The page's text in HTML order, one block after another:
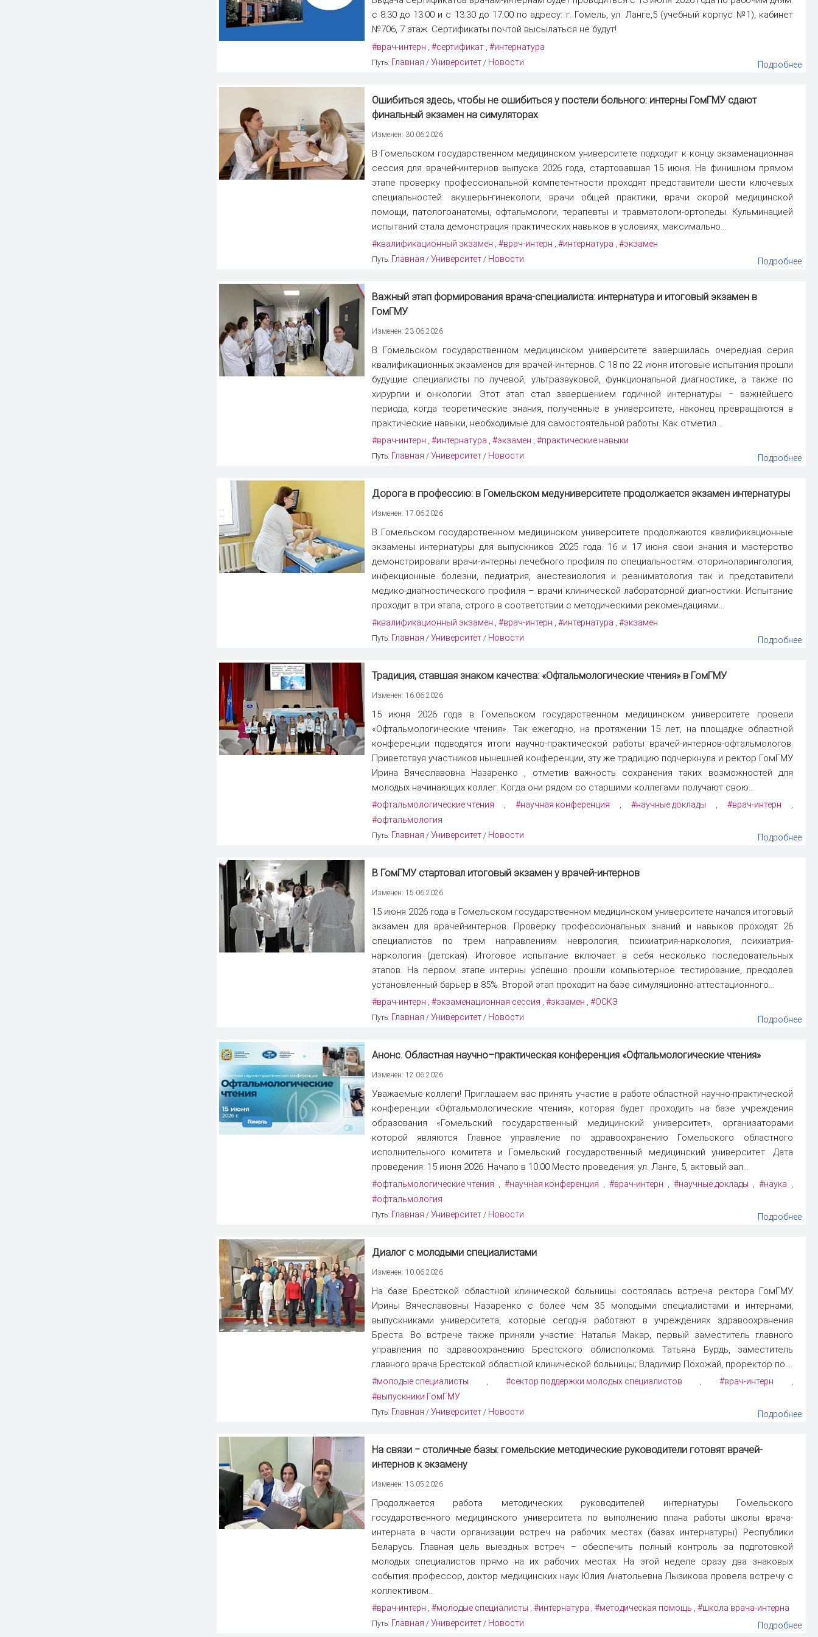
с 8:30 до 13:00 и с 13:30 до 17:00 по адресу: г. Гомель, ул. Ланге,5 (учебный корпус №1), кабинет
№706, 7 этаж. Сертификаты почтой высылаться не будут!
#врач-интерн #сертификат, #интернатура
Путь: Главная / Университет/ Новости Подробнее
Ошибиться здесь, чтобы не ошибиться у постели больного: интерны ГомГМУ сдают
финальный экзамен на симуляторах
Изменен: 30.06.2026
В Гомельском государственном медицинском университете подходит к концу экзаменационная
сессия для врачей-интернов выпуска 2026 года, стартовавшая 15 июня. На финишном прямом
этапе проверку профессиональной компетентности проходят представители шести ключевых
специальностей: акушеры-гинекологи, врачи общей практики, врачи скорой медицинской
помощи, патологоанатомы, офтальмологи, терапевты и травматологи-ортопеды. Кульминацией
испытаний стала демонстрация практических навыков в условиях, максимально...
#квалификационный экзамен #врач-интерн #интернатура #экзамен
Путь: Главная / Университет/ Новости Подробнее
Важный этап формирования врача-специалиста: интернатура и итоговый экзамен в
ГомГМУ
Изменен: 23.06.2026
В Гомельском государственном медицинском университете завершилась очередная серия
квалификационных экзаменов для врачей-интернов. С 18 по 22 июня итоговые испытания прошли
будущие специалисты по лучевой, ультразвуковой, функциональной диагностике, а также по
хирургии и онкологии. Этот этап стал завершением годичной интернатуры ‒ важнейшего
периода, когда теоретические знания, полученные в университете, наконец превращаются в
практические навыки, необходимые для самостоятельной работы. Как отметил...
#врач-интерн #интернатура #экзамен #практические навыки
Путь: Главная / Университет/ Новости Подробнее
Дорога в профессию: в Гомельском медуниверситете продолжается экзамен интернатуры
Изменен: 17.06.2026
В Гомельском государственном медицинском университете продолжаются квалификационные
экзамены интернатуры для выпускников 2025 года. 16 и 17 июня свои знания и мастерство
демонстрировали врачи-интерны лечебного профиля по специальностям: оториноларингология,
инфекционные болезни, педиатрия, анестезиология и реаниматология так и представители
медико-диагностического профиля – врачи клинической лабораторной диагностики. Испытание
проходит в три этапа, строго в соответствии с методическими рекомендациями...
#квалификационный экзамен #врач-интерн #интернатура #экзамен
Путь: Главная / Университет/ Новости Подробнее
Традиция, ставшая знаком качества: «Офтальмологические чтения» в ГомГМУ
Изменен: 16.06.2026
15 июня 2026 года в Гомельском государственном медицинском университете провели
«Офтальмологические чтения». Так ежегодно, на протяжении 15 лет, на площадке областной
конференции подводятся итоги научно-практической работы врачей-интернов-офтальмологов.
Приветствуя участников нынешней конференции, эту же традицию подчеркнула и ректор ГомГМУ
Ирина Вячеславовна Назаренко , отметив важность сохранения таких возможностей для
молодых начинающих коллег. Когда они рядом со старшими коллегами получают свою...
#офтальмологические чтения #научная конференция #научные доклады #врач-интерн
#офтальмология
Путь: Главная / Университет/ Новости Подробнее
В ГомГМУ стартовал итоговый экзамен у врачей-интернов
Изменен: 15.06.2026
15 июня 2026 года в Гомельском государственном медицинском университете начался итоговый
экзамен для врачей-интернов. Проверку профессиональных знаний и навыков проходят 26
специалистов по трем направлениям неврология, психиатрия-наркология, психиатрия-
наркология (детская). Итоговое испытание включает в себя несколько последовательных
этапов. На первом этапе интерны успешно прошли компьютерное тестирование, преодолев
установленный барьер в 85%. Второй этап проходит на базе симуляционно-аттестационного...
#врач-интерн #экзаменационная сессия #экзамен #ОСКЭ
Путь: Главная / Университет/ Новости Подробнее
Анонс. Областная научно–практическая конференция «Офтальмологические чтения»
Изменен: 12.06.2026
Уважаемые коллеги! Приглашаем вас принять участие в работе областной научно-практической
конференции «Офтальмологические чтения», которая будет проходить на базе учреждения
образования «Гомельский государственный медицинский университет», организаторами
которой являются Главное управление по здравоохранению Гомельского областного
исполнительного комитета и Гомельский государственный медицинский университет. Дата
проведения: 15 июня 2026. Начало в 10.00 Место проведения: ул. Ланге, 5, актовый зал...
#офтальмологические чтения #научная конференция #врач-интерн #научные доклады #наука
#офтальмология
Путь: Главная / Университет/ Новости Подробнее
Диалог с молодыми специалистами
Изменен: 10.06.2026
На базе Брестской областной клинической больницы состоялась встреча ректора ГомГМУ
Ирины Вячеславовны Назаренко с более чем 35 молодыми специалистами и интернами,
выпускниками университета, которые сегодня работают в учреждениях здравоохранения
Бреста. Во встрече также приняли участие: Наталья Макар, первый заместитель главного
управления по здравоохранению Брестского облисполкома; Татьяна Бурдь, заместитель
главного врача Брестской областной клинической больницы; Владимир Похожай, проректор по...
#молодые специалисты #сектор поддержки молодых специалистов #врач-интерн
#выпускники ГомГМУ
Путь: Главная / Университет/ Новости Подробнее
На связи ‒ столичные базы: гомельские методические руководители готовят врачей-
интернов к экзамену
Изменен: 13.05.2026
Продолжается работа методических руководителей интернатуры Гомельского
государственного медицинского университета по выполнению плана работы школы врача-
интерната в части организации встреч на рабочих местах (базах интернатуры) Республики
Беларусь. Главная цель выездных встреч ‒ обеспечить полный контроль за подготовкой
молодых специалистов прямо на их рабочих местах. На этой неделе сразу два знаковых
события: профессор, доктор медицинских наук Юлия Анатольевна Лызикова провела встречу с
коллективом...
#врач-интерн #молодые специалисты #интернатура #методическая помощь #школа врача-интерна
Путь: Главная / Университет/ Новости Подробнее